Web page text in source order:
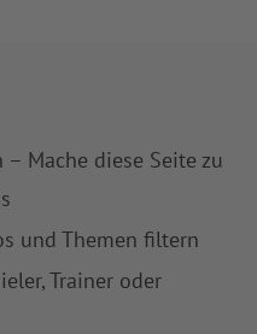
Mache diese Seite zu
und Themen filtern
Trainer oder